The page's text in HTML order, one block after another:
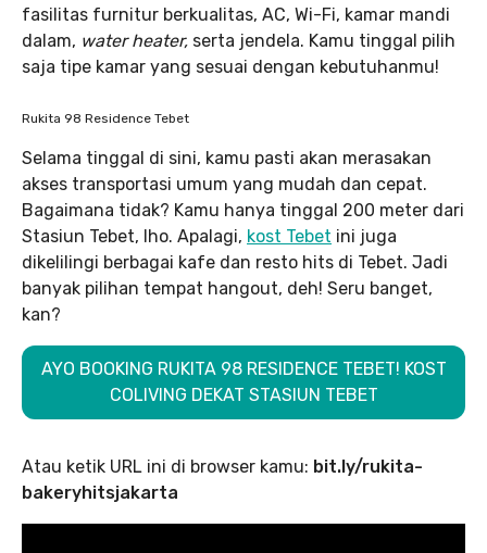
fasilitas furnitur berkualitas, AC, Wi-Fi, kamar mandi
dalam, water heater, serta jendela. Kamu tinggal pilih
saja tipe kamar yang sesuai dengan kebutuhanmu!
Rukita 98 Residence Tebet
Selama tinggal di sini, kamu pasti akan merasakan
akses transportasi umum yang mudah dan cepat.
Bagaimana tidak? Kamu hanya tinggal 200 meter dari
Stasiun Tebet, lho. Apalagi, kost Tebet ini juga
dikelilingi berbagai kafe dan resto hits di Tebet. Jadi
banyak pilihan tempat hangout, deh! Seru banget,
kan?
AYO BOOKING RUKITA 98 RESIDENCE TEBET! KOST
COLIVING DEKAT STASIUN TEBET
Atau ketik URL ini di browser kamu: bit.ly/rukita-
bakeryhitsjakarta